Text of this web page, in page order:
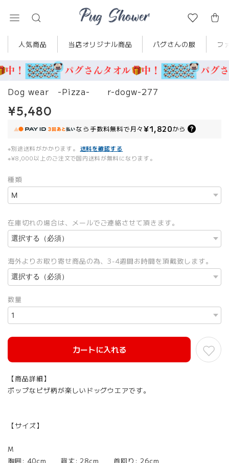
人気商品 当店オリジナル商品 パグさんの服 フ
Dog wear -Pizza- r-dogw-277
¥5,480
なら 手数料無料で月々¥1,820から
※別途送料がかかります。
送料を確認する
※¥8,000以上のご注文で国内送料が無料になります。
種類
在庫切れの場合は、メールでご連絡させて頂きます。
海外よりお取り寄せ商品の為、3-4週間お時間を頂戴致します。
数量
カートに入れる
【商品詳細】
ポップなピザ柄が楽しいドッグウエアです。
【サイズ】
M
胸囲: 40cm 背丈: 28cm 首回り: 26cm